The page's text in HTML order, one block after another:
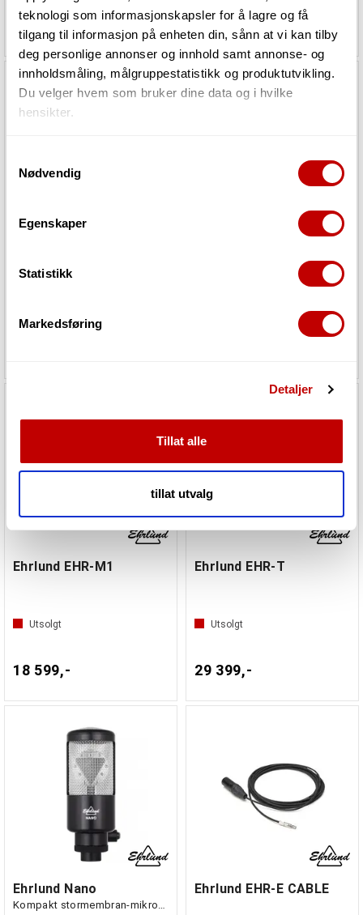
teknologi som informasjonskapsler for å lagre og få
tilgang til informasjon på enheten din, sånn at vi kan tilby
deg personlige annonser og innhold samt annonse- og
innholdsmåling, målgruppestatistikk og produktutvikling.
Du velger hvem som bruker dine data og i hvilke
hensikter.
Innhente informasjon om den geografiske
Identifisere enheten din ved å aktivt skanne den
Undermer info
kan du lese om hvordan dine personlige
brukes. Du kan hele tiden endre eller trekke tilbake ditt
samtykke fra erklæringen om informasjonskapsler.
annonser et personlig preg, for å levere sosiale
vårt, med partnerne våre innen sosiale medier,
annonsering og analysearbeid, som kan kombinere den
med annen informasjon du har gjort tilgjengelig for dem,
Nødvendig
Egenskaper
Statistikk
Markedsføring
Detaljer
Tillat alle
tillat utvalg
2 579,- 3 139,-
Ehrlund EHR-M1
Utsolgt
18 599,-
Ehrlund EHR-T
Utsolgt
29 399,-
Ehrlund Nano
Kompakt stormembran-mikrofon
Ehrlund EHR-E CABLE